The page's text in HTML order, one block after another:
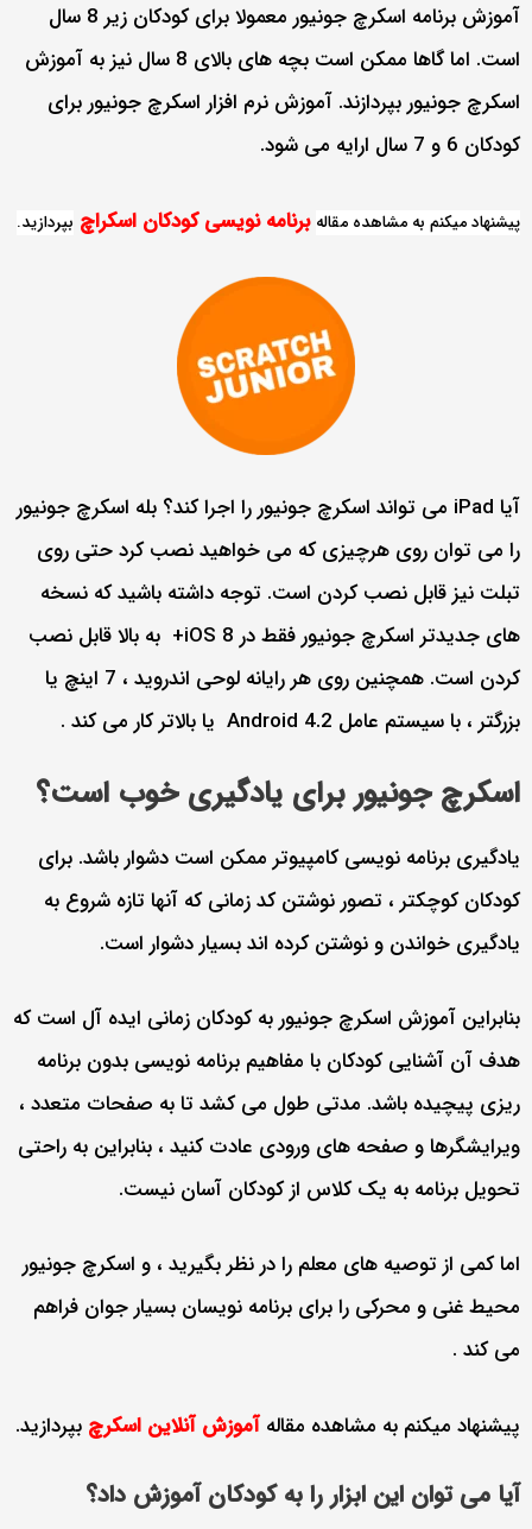
آموزش برنامه اسکرچ جونیور معمولا برای کودکان زیر 8 سال
است. اما گاها ممکن است بچه های بالای 8 سال نیز به آموزش
اسکرچ جونیور بپردازند. آموزش نرم افزار اسکرچ جونیور برای
کودکان 6 و 7 سال ارایه می شود.
پیشنهاد میکنم به مشاهده مقاله برنامه نویسی کودکان اسکراچ بپردازید.
آیا iPad می تواند اسکرچ جونیور را اجرا کند؟ بله اسکرچ جونیور
را می توان روی هرچیزی که می خواهید نصب کرد حتی روی
تبلت نیز قابل نصب کردن است. توجه داشته باشید که نسخه
های جدیدتر اسکرچ جونیور فقط در iOS 8+ به بالا قابل نصب
کردن است. همچنین روی هر رایانه لوحی اندروید ، 7 اینچ یا
بزرگتر ، با سیستم عامل Android 4.2 یا بالاتر کار می کند .
اسکرچ جونیور برای یادگیری خوب است؟
یادگیری برنامه نویسی کامپیوتر ممکن است دشوار باشد. برای
کودکان کوچکتر ، تصور نوشتن کد زمانی که آنها تازه شروع به
یادگیری خواندن و نوشتن کرده اند بسیار دشوار است.
بنابراین آموزش اسکرچ جونیور به کودکان زمانی ایده آل است که
هدف آن آشنایی کودکان با مفاهیم برنامه نویسی بدون برنامه
ریزی پیچیده باشد. مدتی طول می کشد تا به صفحات متعدد ،
ویرایشگرها و صفحه های ورودی عادت کنید ، بنابراین به راحتی
تحویل برنامه به یک کلاس از کودکان آسان نیست.
اما کمی از توصیه های معلم را در نظر بگیرید ، و اسکرچ جونیور
محیط غنی و محرکی را برای برنامه نویسان بسیار جوان فراهم
می کند .
پیشنهاد میکنم به مشاهده مقاله آموزش آنلاین اسکرچ بپردازید.
آیا می توان این ابزار را به کودکان آموزش داد؟